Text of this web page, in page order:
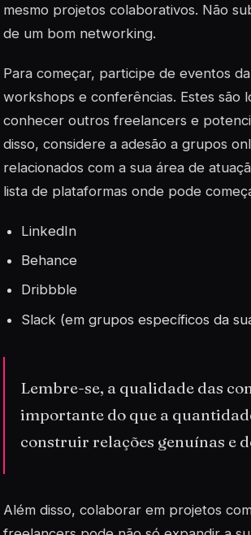
mesmo projetos colaborativos. Não
de um bom networking.
Para começar, participe de eventos
workshops e conferências. Estes são
conhecer outros freelancers e
disso, considere a adesão a grupos
relacionados com a sua área de
lista de plataformas onde pode
LinkedIn
Behance
Dribbble
Slack (em grupos específicos da
Lembre-se, a qualidade das
importante do que a
construir relações genuínas e
Além disso, colaborar em projetos